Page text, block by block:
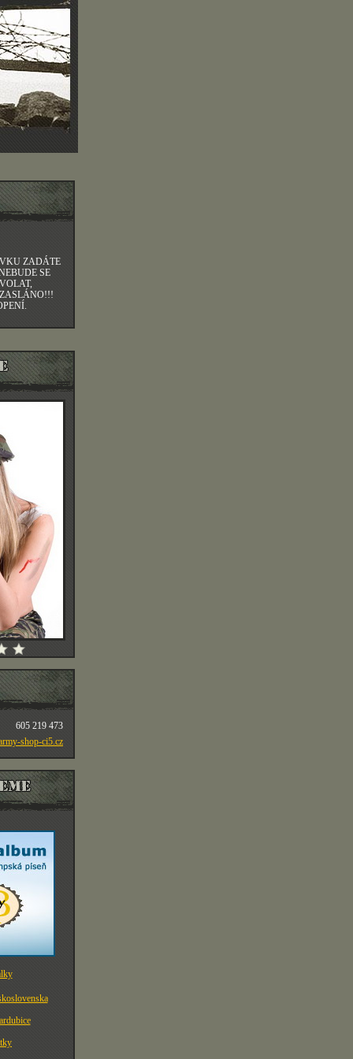
ZADÁTE
SE
605 219 473
shop-ci5.cz